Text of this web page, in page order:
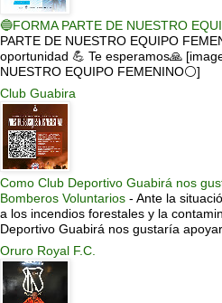
🔵FORMA PARTE DE NUESTRO
PARTE DE NUESTRO EQUIPO
oportunidad 💪 Te esperamos🙏
NUESTRO EQUIPO FEMENINO⚪]
Club Guabira
Como Club Deportivo Guabirá nos
Bomberos Voluntarios - Ante la
a los incendios forestales y la
Deportivo Guabirá nos gustaría apoyar
Oruro Royal F.C.